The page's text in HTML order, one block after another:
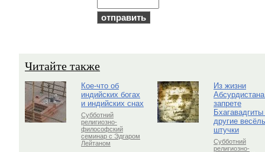
Читайте также
Кое-что об
индийских богах
и индийских снах
Субботний
религиозно-
философский
семинар с Эдгаром
Лейтаном
Из жизни
запрете
Бхагавадгиты
другие
штучки
Субботний
религиозно-